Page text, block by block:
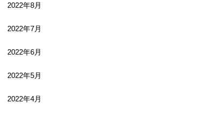
2022年8月
2022年7月
2022年6月
2022年5月
2022年4月